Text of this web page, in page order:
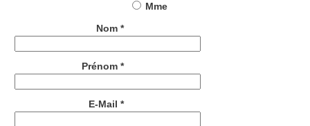
Mme
Nom *
Prénom *
E-Mail *